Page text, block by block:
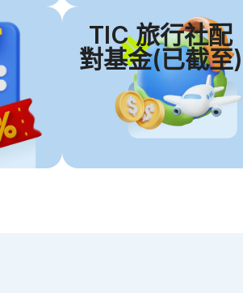
TIC 旅行社配
對基金(已截至)